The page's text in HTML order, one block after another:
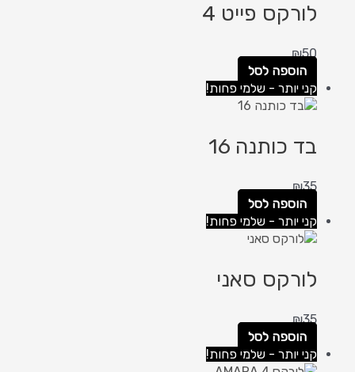
לורקס פייט 4
₪50
הוספה לסל
קני יותר - שלמי פחות!
בד כותנה 16
₪35
הוספה לסל
קני יותר - שלמי פחות!
לורקס סאני
₪35
הוספה לסל
קני יותר - שלמי פחות!